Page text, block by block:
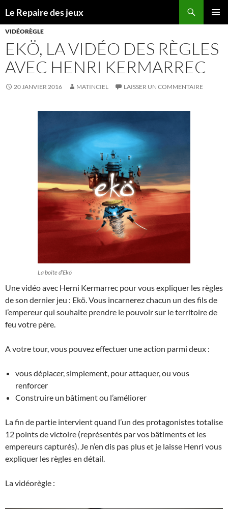
Le Repaire des jeux
AU
CONTENU
VIDÉORÈGLE
EKÖ, LA VIDÉO DES RÈGLES
AVEC HENRI KERMARREC
20 JANVIER 2016 MATINCIEL LAISSER UN COMMENTAIRE
La boite d’Ekö
Une vidéo avec Herni Kermarrec pour vous expliquer les règles
de son dernier jeu : Ekö. Vous incarnerez chacun un des fils de
l’empereur qui souhaite prendre le pouvoir sur le territoire de
feu votre père.
A votre tour, vous pouvez effectuer une action parmi deux :
vous déplacer, simplement, pour attaquer, ou vous
renforcer
Construire un bâtiment ou l’améliorer
La fin de partie intervient quand l’un des protagonistes totalise
12 points de victoire (représentés par vos bâtiments et les
empereurs capturés). Je n’en dis pas plus et je laisse Henri vous
expliquer les règles en détail.
La vidéorègle :